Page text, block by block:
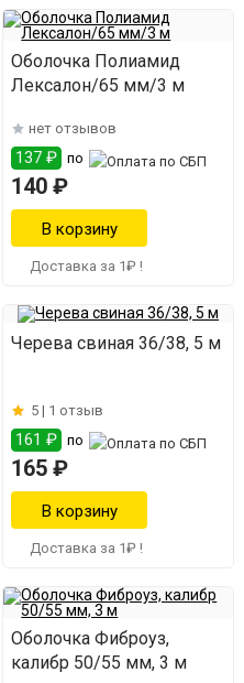
Оболочка Полиамид
Лексалон/65 мм/3 м
нет отзывов
137 ₽ по
140 ₽
Доставка за 1₽ !
Черева свиная 36/38, 5 м
5 | 1 отзыв
161 ₽ по
165 ₽
Доставка за 1₽ !
Оболочка Фиброуз,
калибр 50/55 мм, 3 м